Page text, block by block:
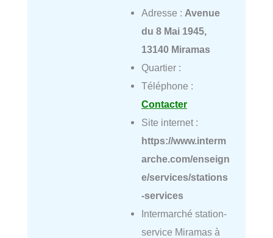
Adresse : Avenue
du 8 Mai 1945,
13140 Miramas
Quartier :
Téléphone :
Contacter
Site internet :
https://www.interm
arche.com/enseign
e/services/stations
-services
Intermarché station-
service Miramas à